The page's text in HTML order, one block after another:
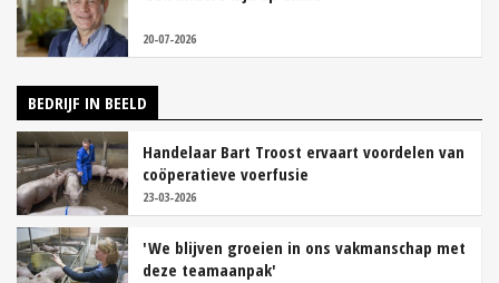
20-07-2026
BEDRIJF IN BEELD
Handelaar Bart Troost ervaart voordelen van
coöperatieve voerfusie
23-03-2026
'We blijven groeien in ons vakmanschap met
deze teamaanpak'